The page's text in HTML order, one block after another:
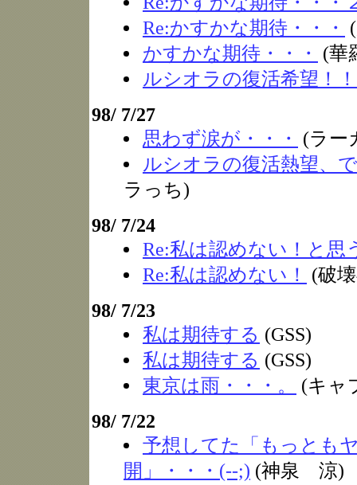
Re:かすかな期待・・・
かすかな期待・・・
(華
ルシオラの復活希望！！
98/ 7/27
思わず涙が・・・
(ラー
ルシオラの復活熱望、
ラっち)
98/ 7/24
Re:私は認めない！と思
Re:私は認めない！
(破
98/ 7/23
私は期待する (GSS)
私は期待する (GSS)
東京は雨・・・。
(キャ
98/ 7/22
予想してた「もっとも
開」・・・(--;) (神泉 涼)